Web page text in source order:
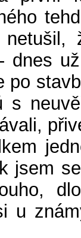
dnes
po
s
jsem
u